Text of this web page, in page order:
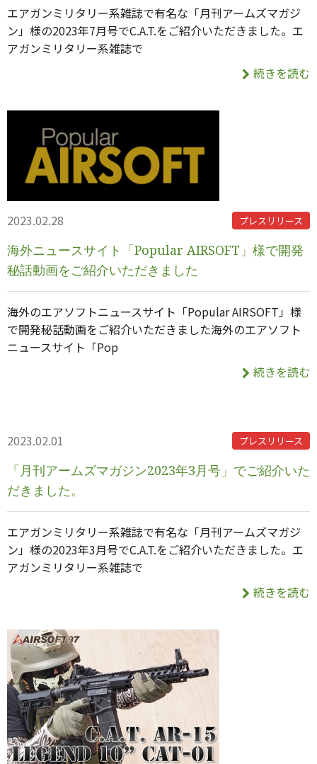
エアガンミリタリー系雑誌で有名な「月刊アームズマガジ
ン」様の2023年7月号でC.A.T.をご紹介いただきました。エ
アガンミリタリー系雑誌で
続きを読む
海外ニュースサイト「Popular AIRSOFT」様で開発
秘話動画をご紹介いただきました
2023.02.28 プレスリリース
海外のエアソフトニュースサイト「Popular AIRSOFT」様
で開発秘話動画をご紹介いただきました海外のエアソフト
ニュースサイト「Pop
続きを読む
「月刊アームズマガジン2023年3月号」でご紹介いた
だきました。
2023.02.01 プレスリリース
エアガンミリタリー系雑誌で有名な「月刊アームズマガジ
ン」様の2023年3月号でC.A.T.をご紹介いただきました。エ
アガンミリタリー系雑誌で
続きを読む